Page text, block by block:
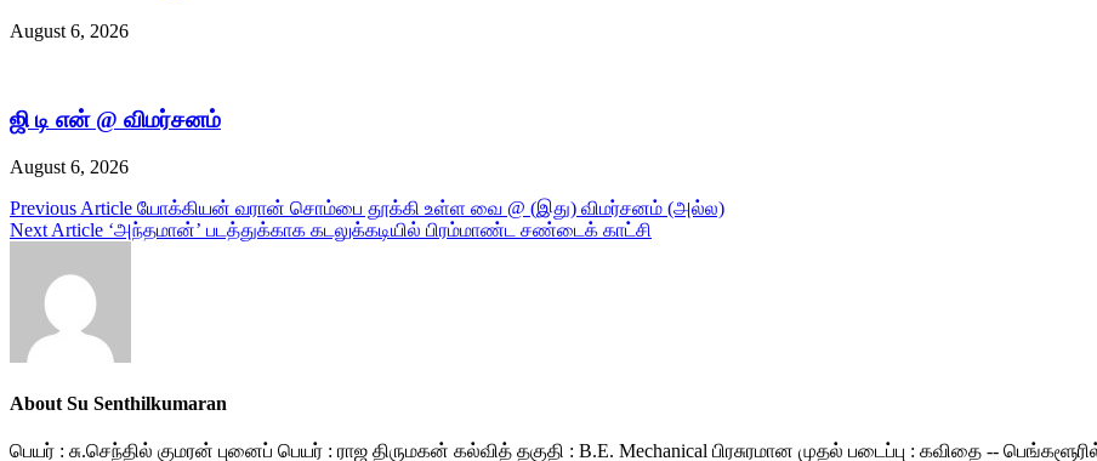
August 6, 2026
ஜி டி என் @ விமர்சனம்
August 6, 2026
Post
navigation
Previous Article யோக்கியன் வரான் சொம்பை தூக்கி உள்ள வை @ (இது) விமர்சனம் (அல்ல)
Next Article ‘அந்தமான்’ படத்துக்காக கடலுக்கடியில் பிரம்மாண்ட சண்டைக் காட்சி
About Su Senthilkumaran
பெயர் : சு.செந்தில் குமரன் புனைப் பெயர் : ராஜ திருமகன் கல்வித் தகுதி : B.E. Mechanical பிரசுரமான முதல் படைப்பு : கவிதை --